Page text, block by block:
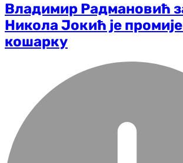
Владимир Радмановић
Никола Јокић је
кошарку